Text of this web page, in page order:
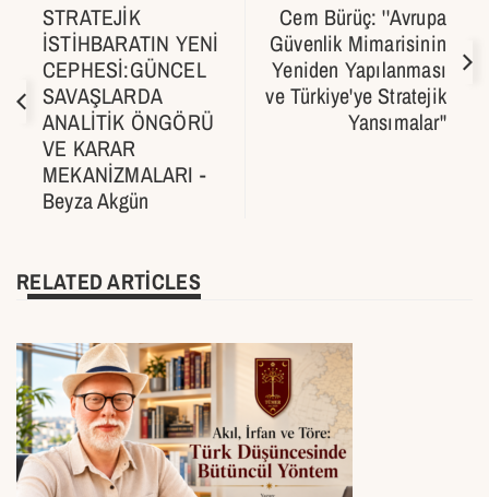
STRATEJİK
İSTİHBARATIN YENİ
CEPHESİ:GÜNCEL
SAVAŞLARDA
ANALİTİK ÖNGÖRÜ
VE KARAR
MEKANİZMALARI -
Beyza Akgün
Cem Bürüç: ''Avrupa
Güvenlik Mimarisinin
Yeniden Yapılanması
ve Türkiye'ye Stratejik
Yansımalar''
RELATED ARTICLES